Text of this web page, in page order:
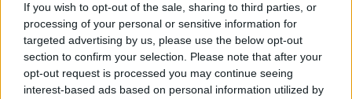
If you wish to opt-out of the sale, sharing to third parties, or
processing of your personal or sensitive information for
targeted advertising by us, please use the below opt-out
section to confirm your selection. Please note that after your
opt-out request is processed you may continue seeing
interest-based ads based on personal information utilized by
Γκαντ, στη ταλαντούχα Τζέσικα Γκάνινγκ,
αλλά και στη Nava Mau, η οποία γράφει
ιστορία ως η πρώτη ανοιχτάτρανςηθοποιός
που προτείνεται για BAFTA.